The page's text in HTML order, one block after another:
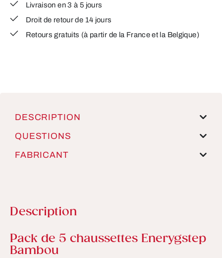
Livraison en 3 à 5 jours
Droit de retour de 14 jours
Retours gratuits (à partir de la France et la Belgique)
DESCRIPTION
QUESTIONS
FABRICANT
Description
Informations sur le produit
Pack de 5 chaussettes Enerygstep
Bambou